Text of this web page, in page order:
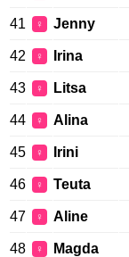
41 ♀ Jenny
42 ♀ Irina
43 ♀ Litsa
44 ♀ Alina
45 ♀ Irini
46 ♀ Teuta
47 ♀ Aline
48 ♀ Magda